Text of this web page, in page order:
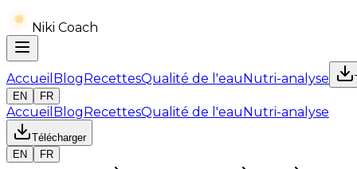
Niki Coach
Accueil BlogRecettesQualité de l'eauNutri-analyse
EN
FR
Accueil BlogRecettesQualité de l'eauNutri-analyse
Télécharger
EN
FR